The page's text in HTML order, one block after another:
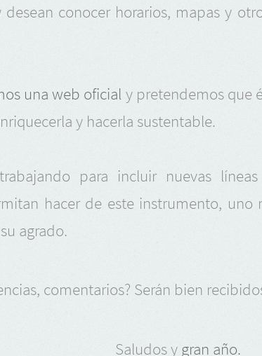
conocer horarios, mapas y
una web oficial y pretendemos que
y hacerla sustentable.
para incluir nuevas
hacer de este instrumento, uno
agrado.
comentarios? Serán bien
Saludos y gran año.